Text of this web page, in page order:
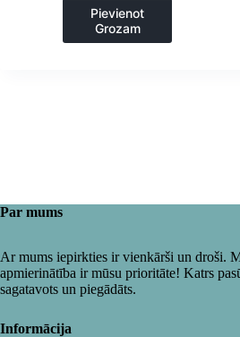
piederumi
Viesmīļu ratiņi
Pievienot
Grozam
Par mums
Ar mums iepirkties ir vienkārši un droši.
apmierinātība ir mūsu prioritāte! Katrs
sagatavots un piegādāts.
Informācija